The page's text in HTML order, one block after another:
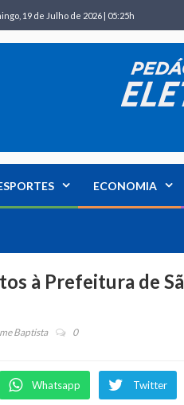
19 de Julho de 2026 | 05:25h
ECONOMIA
à Prefeitura de
Baptista 0
Whatsapp Twitter